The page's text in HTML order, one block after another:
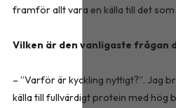
framför allt vara en källa till det
Vilken är den vanligaste frågan
– ”Varför är kyckling nyttigt?”. Jag
källa till fullvärdigt protein med hög